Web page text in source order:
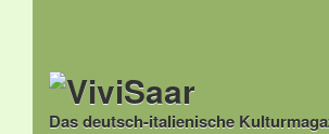
Das deutsch-italienische